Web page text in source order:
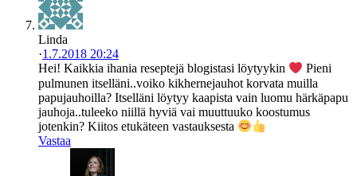
Linda
·1.7.2018 20:24
Hei! Kaikkia ihania reseptejä blogistasi löytyykin
Pieni
pulmunen itselläni..voiko kikhernejauhot korvata muilla
papujauhoilla? Itselläni löytyy kaapista vain luomu härkäpapu
jauhoja..tuleeko niillä hyviä vai muuttuuko koostumus
jotenkin? Kiitos etukäteen vastauksesta
Vastaa